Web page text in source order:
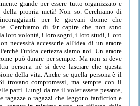
grande per essere tutto organizzato e
della propria metà! Non so. Cerchiamo di
incoraggianti per le giovani donne che
Cerchiamo di far capire che non sono
la loro volontà, i loro sogni, i loro studi, i loro
necessità accessorie all'idea di un amore
l'unica certezza siamo noi. Un amore
può durare per sempre. Ma non si deve
persona né si deve lasciare che questa
della vita. Anche se quella persona è il
trovano compromessi, ma sempre con il
parti. Lungi da me il voler essere pesante,
ragazze o ragazzi che leggono fanfiction e